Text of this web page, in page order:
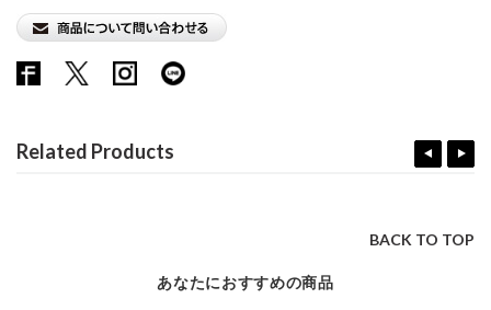
Related Products
BACK TO TOP
あなたにおすすめの商品